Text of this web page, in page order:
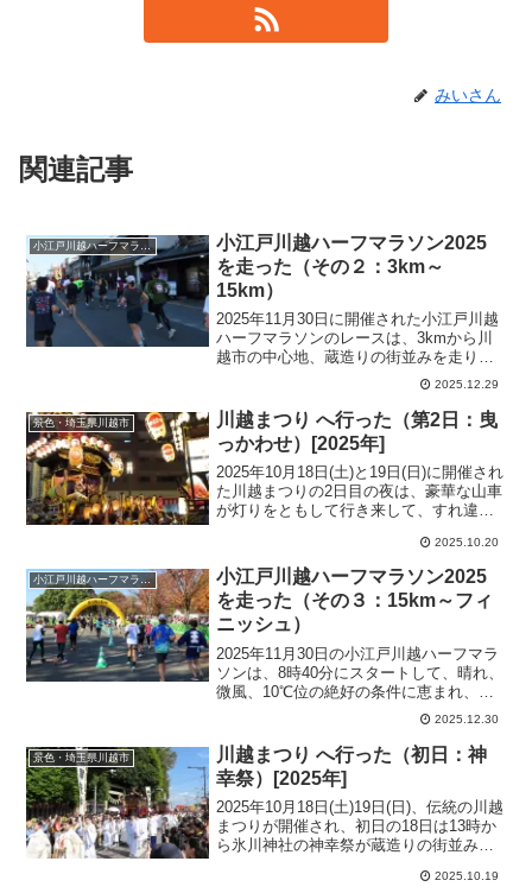
みいさん
関連記事
小江戸川越ハーフマラソン
小江戸川越ハーフマラソン2025
を走った（その２：3km～
15km）
2025年11月30日に開催された小江戸川越
ハーフマラソンのレースは、3kmから川
越市の中心地、蔵造りの街並みを走り、
7km付近から市北西部の農村地域を駆け
抜けた。レース前半は好調だったが、中
盤から思わぬトラブルに苦労した。
2025.12.29
景色・埼玉県川越市
川越まつり へ行った（第2日：曳
っかわせ）[2025年]
2025年10月18日(土)と19日(日)に開催され
た川越まつりの2日目の夜は、豪華な山車
が灯りをともして行き来して、すれ違う
をにぎやかに行って、お祭りは最高潮に
なった。
2025.10.20
小江戸川越ハーフマラソン
小江戸川越ハーフマラソン2025
を走った（その３：15km～フィ
ニッシュ）
2025年11月30日の小江戸川越ハーフマラ
ソンは、8時40分にスタートして、晴れ、
微風、10℃位の絶好の条件に恵まれ、市
街地から農村部へと走った後、終盤の６k
ｍは北から南へフィニッシュ会場の川越
水上公園へ向かった。会場では選手や応
援者など多くの人たちがイベントや地元
産品などを楽しんだ。素晴らしいコース
と運営だった。
2025.12.30
景色・埼玉県川越市
川越まつり へ行った（初日：神
幸祭）[2025年]
2025年10月18日(土)19日(日)、伝統の川越
まつりが開催され、初日の18日は13時か
ら氷川神社の神幸祭が蔵造りの街並み通
車が続いて、壮大な行列となった。2025.10.19